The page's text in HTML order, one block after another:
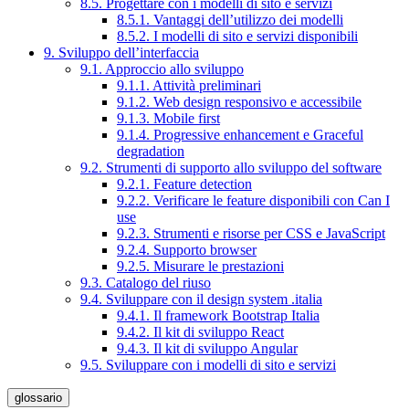
8.5. Progettare con i modelli di sito e servizi
8.5.1. Vantaggi dell’utilizzo dei modelli
8.5.2. I modelli di sito e servizi disponibili
9. Sviluppo dell’interfaccia
9.1. Approccio allo sviluppo
9.1.1. Attività preliminari
9.1.2. Web design responsivo e accessibile
9.1.3. Mobile first
9.1.4. Progressive enhancement e Graceful
degradation
9.2. Strumenti di supporto allo sviluppo del software
9.2.1. Feature detection
9.2.2. Verificare le feature disponibili con Can I
use
9.2.3. Strumenti e risorse per CSS e JavaScript
9.2.4. Supporto browser
9.2.5. Misurare le prestazioni
9.3. Catalogo del riuso
9.4. Sviluppare con il design system .italia
9.4.1. Il framework Bootstrap Italia
9.4.2. Il kit di sviluppo React
9.4.3. Il kit di sviluppo Angular
9.5. Sviluppare con i modelli di sito e servizi
glossario